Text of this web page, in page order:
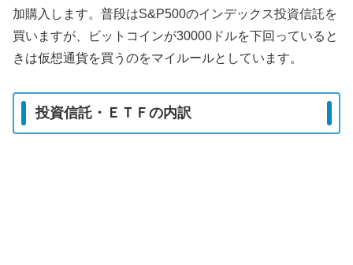
加購入します。普段はS&P500のインデックス投資信託を
買いますが、ビットコインが30000ドルを下回っていると
きは仮想通貨を買うのをマイルールとしています。
投資信託・ＥＴＦの内訳